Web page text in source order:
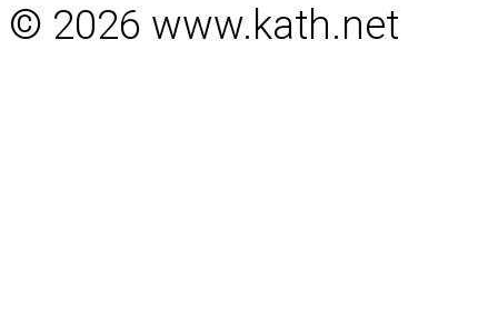
© 2026 www.kath.net